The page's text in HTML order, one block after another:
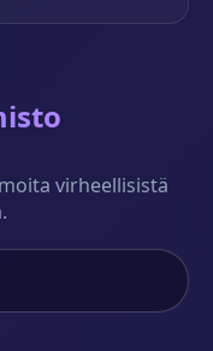
virheellisistä